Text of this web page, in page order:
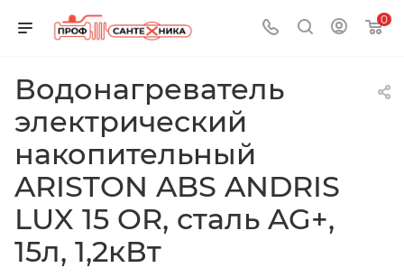
0
Водонагреватель
электрический
накопительный
ARISTON ABS ANDRIS
LUX 15 OR, сталь AG+,
15л, 1,2кВт